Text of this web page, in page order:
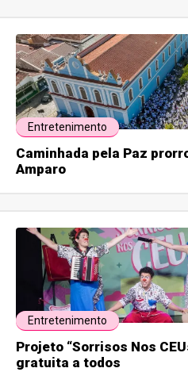
Entretenimento
Caminhada pela Paz
Amparo
Entretenimento
Projeto “Sorrisos Nos
gratuita a todos